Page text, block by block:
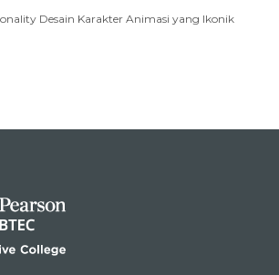
Desain Karakter Animasi yang Ikonik